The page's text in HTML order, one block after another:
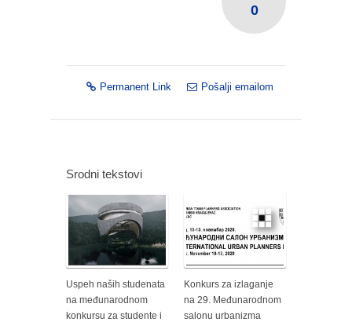
0
Permanent Link Pošalji emailom
Srodni tekstovi
Uspeh naših studenata
na međunarodnom
konkursu za studente i
Konkurs za izlaganje
na 29. Međunarodnom
salonu urbanizma